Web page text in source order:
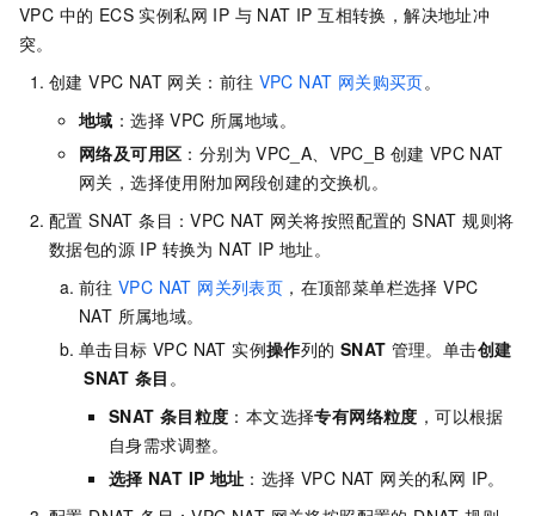
VPC 中的 ECS 实例私网 IP 与 NAT IP 互相转换，解决地址冲
突。
创建 VPC NAT 网关：前往 VPC NAT 网关购买页。
地域 ：选择 VPC 所属地域。
网络及可用区 ：分别为 VPC_A、VPC_B 创建 VPC NAT
网关，选择使用附加网段创建的交换机。
配置 SNAT 条目：VPC NAT 网关将按照配置的 SNAT 规则将
数据包的源 IP 转换为 NAT IP 地址。
前往 VPC NAT 网关列表页 ，在顶部菜单栏选择 VPC
NAT 所属地域。
单击目标 VPC NAT 实例操作列的 SNAT 管理。单击创建
SNAT 条目 。
SNAT 条目粒度 ：本文选择专有网络粒度 ，可以根据
自身需求调整。
选择 NAT IP 地址 ：选择 VPC NAT 网关的私网 IP。